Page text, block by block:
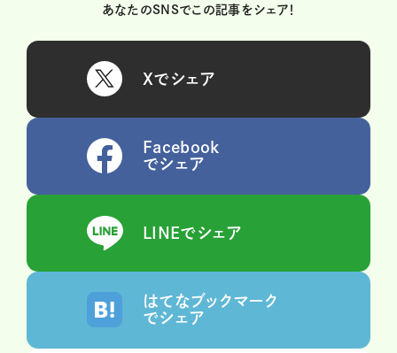
あなたのSNSでこの記事をシェア！
Xでシェア
Facebook
でシェア
LINEでシェア
はてなブックマーク
でシェア